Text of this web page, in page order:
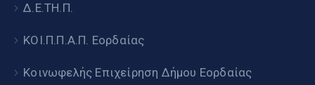
Δ.Ε.ΤΗ.Π.
ΚΟΙ.Π.Π.Α.Π. Εορδαίας
Κοινωφελής Επιχείρηση Δήμου Εορδαίας